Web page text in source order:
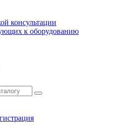
консультации
к оборудованию